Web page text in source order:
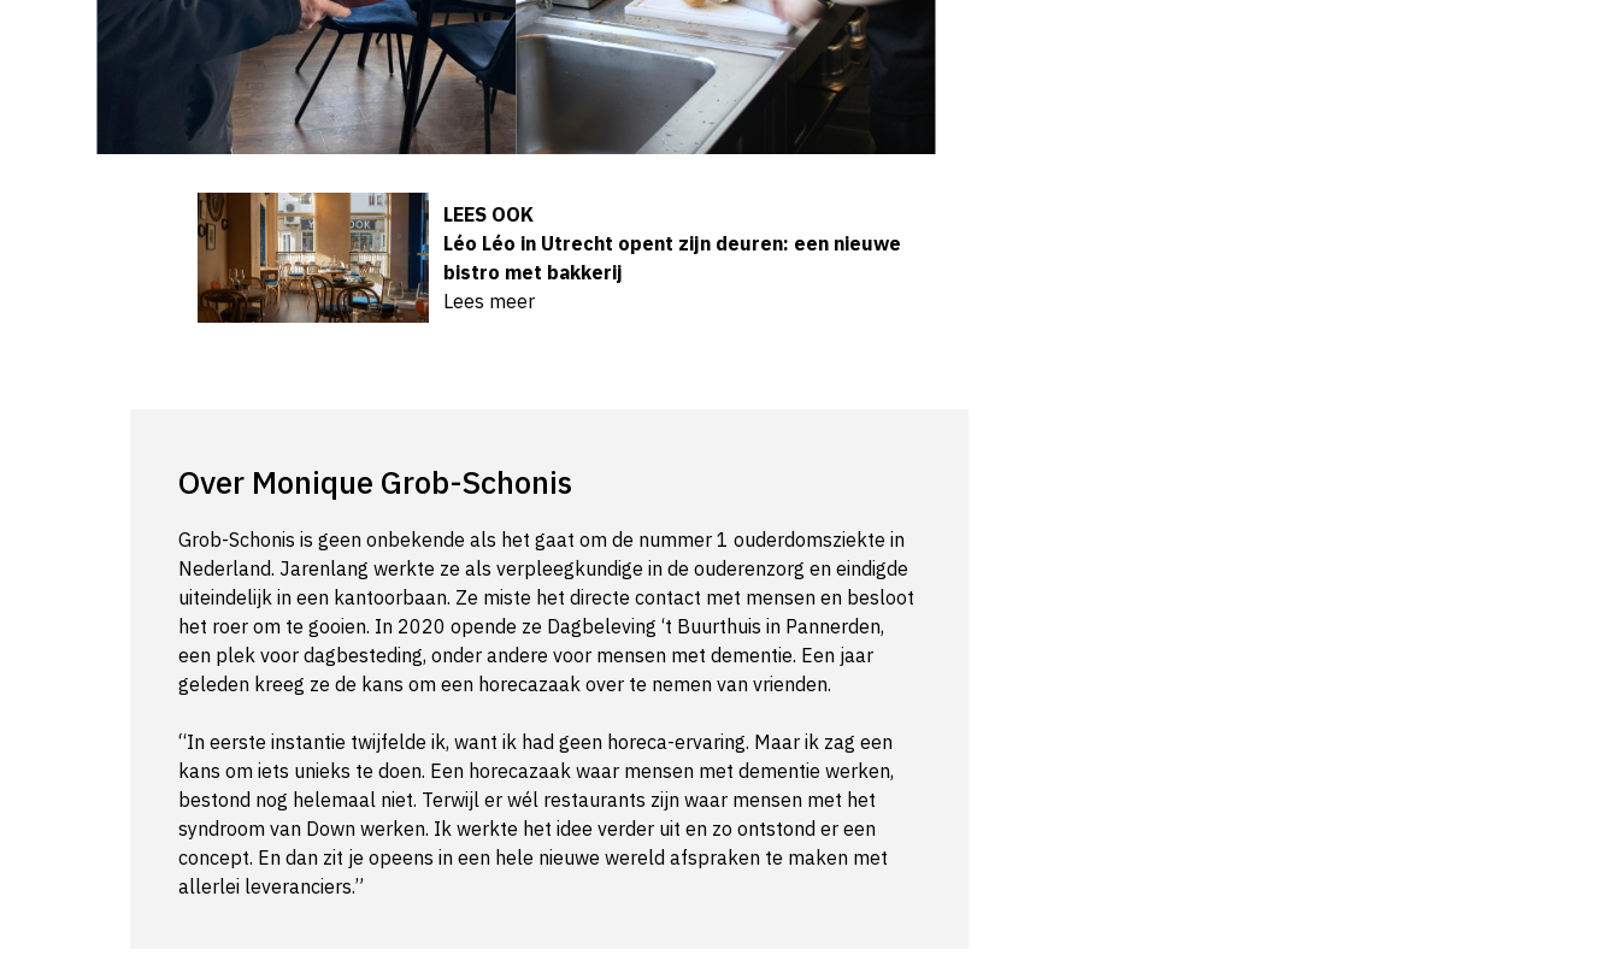
LEES OOK
Léo Léo in Utrecht opent zijn deuren: een nieuwe
bistro met bakkerij
Lees meer
Over Monique Grob-Schonis
Grob-Schonis is geen onbekende als het gaat om de nummer 1 ouderdomsziekte in
Nederland. Jarenlang werkte ze als verpleegkundige in de ouderenzorg en eindigde
uiteindelijk in een kantoorbaan. Ze miste het directe contact met mensen en besloot
het roer om te gooien. In 2020 opende ze Dagbeleving ‘t Buurthuis in Pannerden,
een plek voor dagbesteding, onder andere voor mensen met dementie. Een jaar
geleden kreeg ze de kans om een horecazaak over te nemen van vrienden.
“In eerste instantie twijfelde ik, want ik had geen horeca-ervaring. Maar ik zag een
kans om iets unieks te doen. Een horecazaak waar mensen met dementie werken,
bestond nog helemaal niet. Terwijl er wél restaurants zijn waar mensen met het
syndroom van Down werken. Ik werkte het idee verder uit en zo ontstond er een
concept. En dan zit je opeens in een hele nieuwe wereld afspraken te maken met
allerlei leveranciers.”